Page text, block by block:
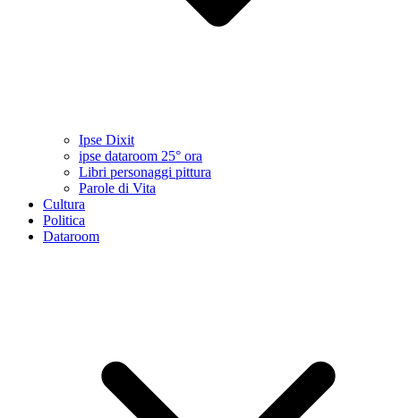
Ipse Dixit
ipse dataroom 25° ora
Libri personaggi pittura
Parole di Vita
Cultura
Politica
Dataroom